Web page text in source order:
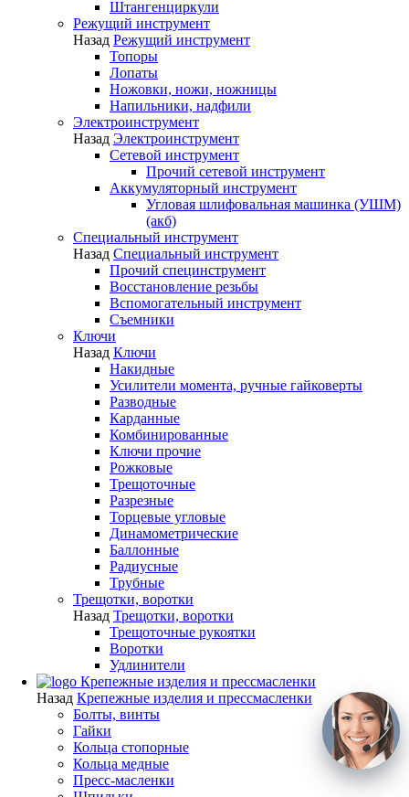
Штангенциркули
Режущий инструмент
Назад Режущий инструмент
Топоры
Лопаты
Ножовки, ножи, ножницы
Напильники, надфили
Электроинструмент
Назад Электроинструмент
Сетевой инструмент
Прочий сетевой инструмент
Аккумуляторный инструмент
Угловая шлифовальная машинка (УШМ)
(акб)
Специальный инструмент
Назад Специальный инструмент
Прочий специнструмент
Восстановление резьбы
Вспомогательный инструмент
Съемники
Ключи
Назад Ключи
Накидные
Усилители момента, ручные гайковерты
Разводные
Карданные
Комбинированные
Ключи прочие
Рожковые
Трещоточные
Разрезные
Торцевые угловые
Динамометрические
Баллонные
Радиусные
Трубные
Трещотки, воротки
Назад Трещотки, воротки
Трещоточные рукоятки
Воротки
Удлинители
Крепежные изделия и прессмасленки
Назад Крепежные изделия и прессмасленки
Болты, винты
Гайки
Кольца стопорные
Кольца медные
Пресс-масленки